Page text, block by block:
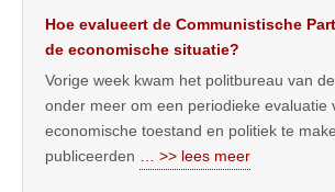
Hoe evalueert de Communistische
de economische situatie?
Vorige week kwam het politbureau van
onder meer om een periodieke evaluatie
economische toestand en politiek te
publiceerden
… >> lees meer